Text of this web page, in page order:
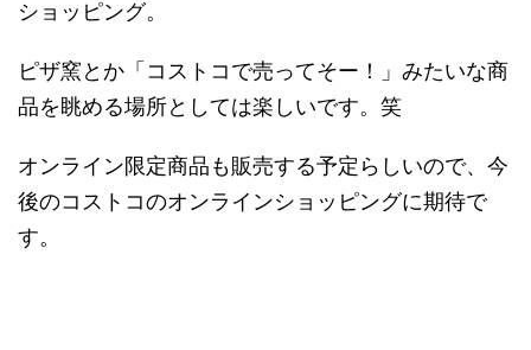
ショッピング。
ピザ窯とか「コストコで売ってそー！」みたいな商
品を眺める場所としては楽しいです。笑
オンライン限定商品も販売する予定らしいので、今
後のコストコのオンラインショッピングに期待で
す。